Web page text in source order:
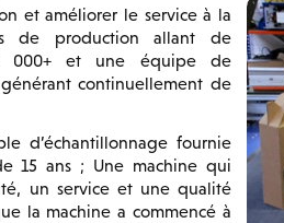
et améliorer le service à la
de production allant de
000+ et une équipe de
continuellement de
d’échantillonnage fournie
15 ans ; Une machine qui
un service et une qualité
la machine a commencé à